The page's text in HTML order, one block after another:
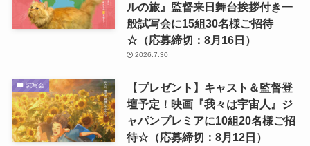
ルの旅』監督来日舞台挨拶付き一
般試写会に15組30名様ご招待
☆（応募締切：8月16日）
2026.7.30
試写会
【プレゼント】キャスト＆監督登
壇予定！映画『我々は宇宙人』ジ
ャパンプレミアに10組20名様ご招
待☆（応募締切：8月12日）